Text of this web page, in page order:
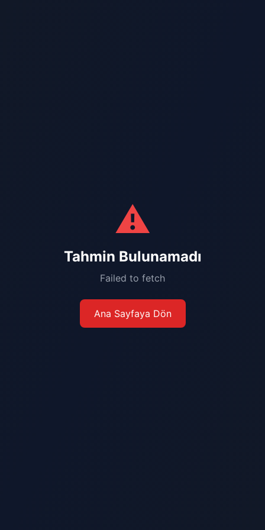
⚠️
Tahmin Bulunamadı
Failed to fetch
Ana Sayfaya Dön